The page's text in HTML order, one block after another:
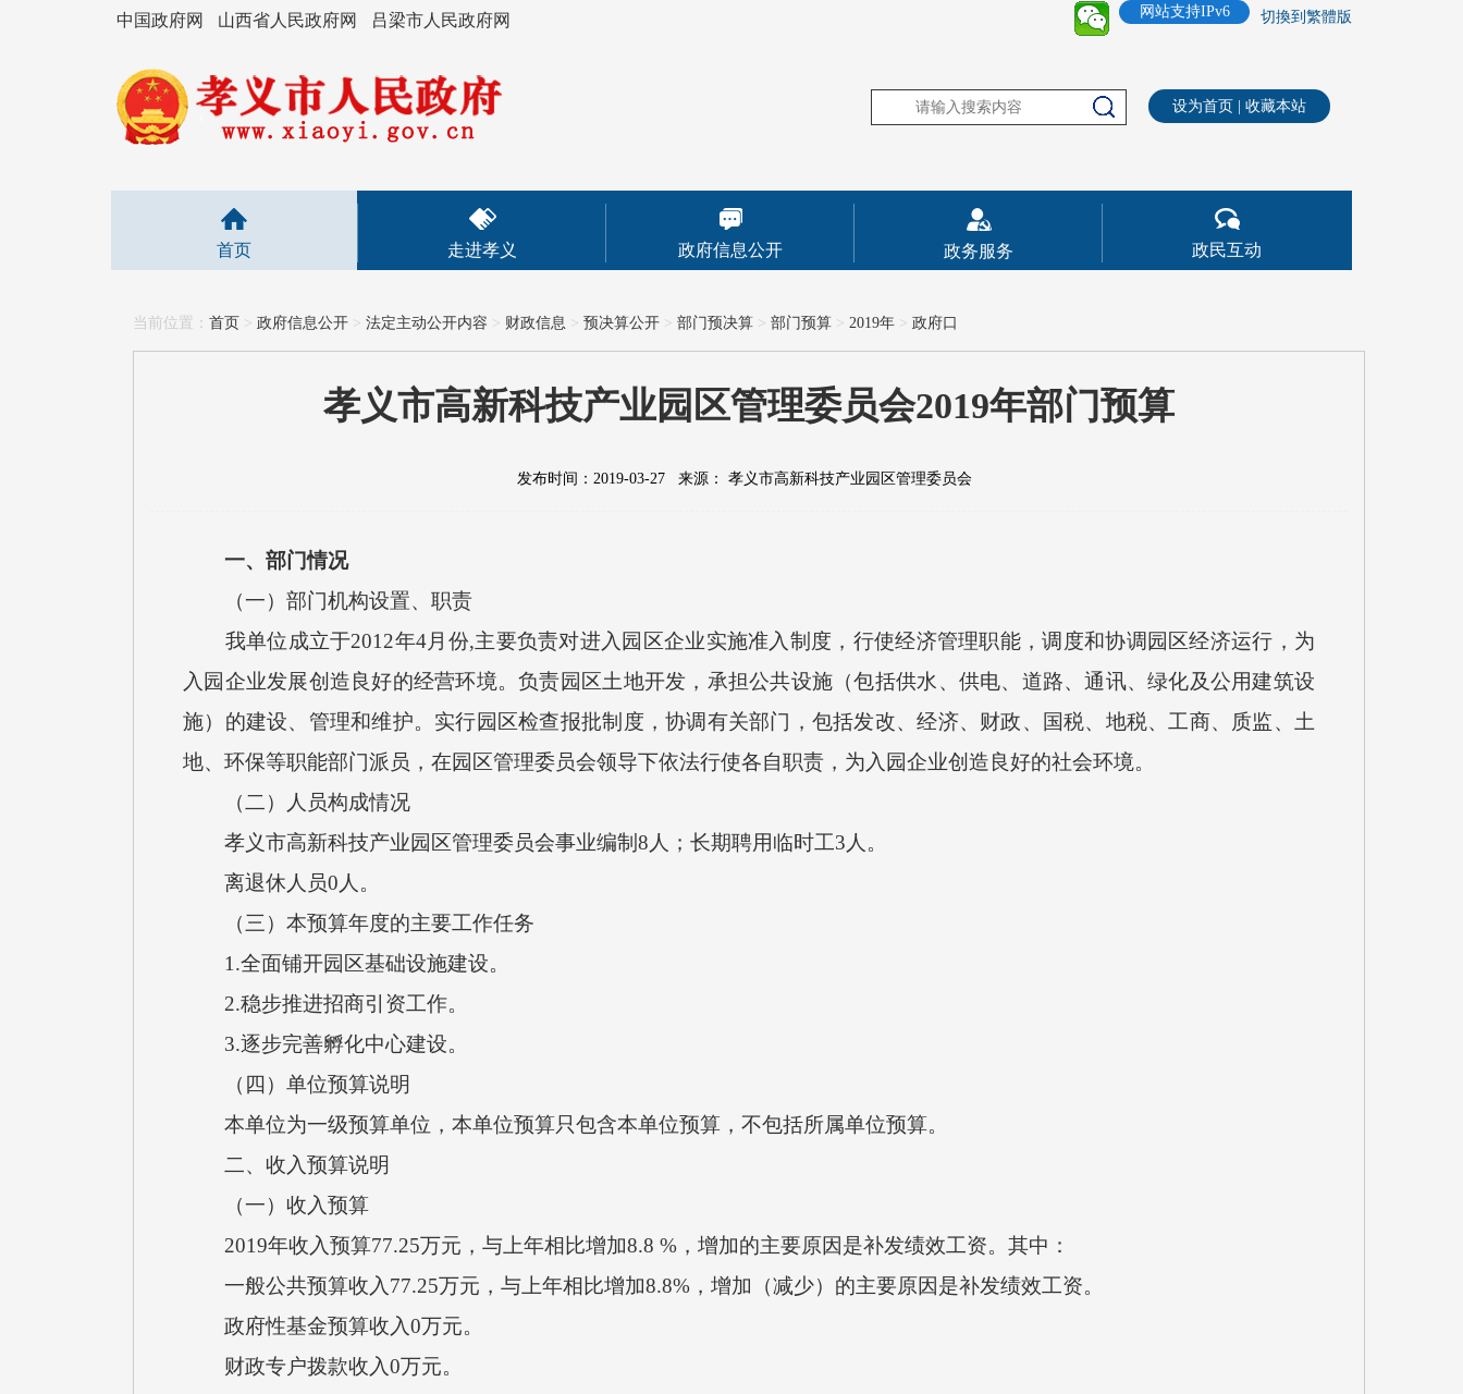
中国政府网 山西省人民政府网 吕梁市人民政府网 切換到繁體版
网站支持IPv6
设为首页 收藏本站
首页 走进孝义 政府信息公开 政务服务 政民互动
当前位置： 首页 > 政府信息公开 > 法定主动公开内容 > 财政信息 > 预决算公开 > 部门预决算 > 部门预算 > 2019年 > 政府口
孝义市高新科技产业园区管理委员会2019年部门预算
发布时间：2019-03-27 来源： 孝义市高新科技产业园区管理委员会
一、部门情况
（一）部门机构设置、职责
我单位成立于2012年4月份,主要负责对进入园区企业实施准入制度，行使经济管理职能，调度和协调园区经济运行，为
入园企业发展创造良好的经营环境。负责园区土地开发，承担公共设施（包括供水、供电、道路、通讯、绿化及公用建筑设
施）的建设、管理和维护。实行园区检查报批制度，协调有关部门，包括发改、经济、财政、国税、地税、工商、质监、土
地、环保等职能部门派员，在园区管理委员会领导下依法行使各自职责，为入园企业创造良好的社会环境。
（二）人员构成情况
孝义市高新科技产业园区管理委员会事业编制8人；长期聘用临时工3人。
离退休人员0人。
（三）本预算年度的主要工作任务
1.全面铺开园区基础设施建设。
2.稳步推进招商引资工作。
3.逐步完善孵化中心建设。
（四）单位预算说明
本单位为一级预算单位，本单位预算只包含本单位预算，不包括所属单位预算。
二、收入预算说明
（一）收入预算
2019年收入预算77.25万元，与上年相比增加8.8 %，增加的主要原因是补发绩效工资。其中：
一般公共预算收入77.25万元，与上年相比增加8.8%，增加（减少）的主要原因是补发绩效工资。
政府性基金预算收入0万元。
财政专户拨款收入0万元。